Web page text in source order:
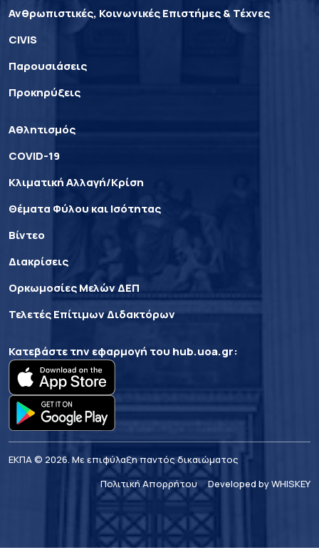
Ανθρωπιστικές, Κοινωνικές Επιστήμες & Τέχνες
CIVIS
Παρουσιάσεις
Προκηρύξεις
Αθλητισμός
COVID-19
Κλιματική Αλλαγή/Κρίση
Θέματα Φύλου και Ισότητας
Βίντεο
Διακρίσεις
Ορκωμοσίες Μελών ΔΕΠ
Τελετές Επίτιμων Διδακτόρων
Κατεβάστε την εφαρμογή του hub.uoa.gr:
ΕΚΠΑ © 2026. Με επιφύλαξη παντός δικαιώματος
Πολιτική Απορρήτου
Developed by WHISKEY